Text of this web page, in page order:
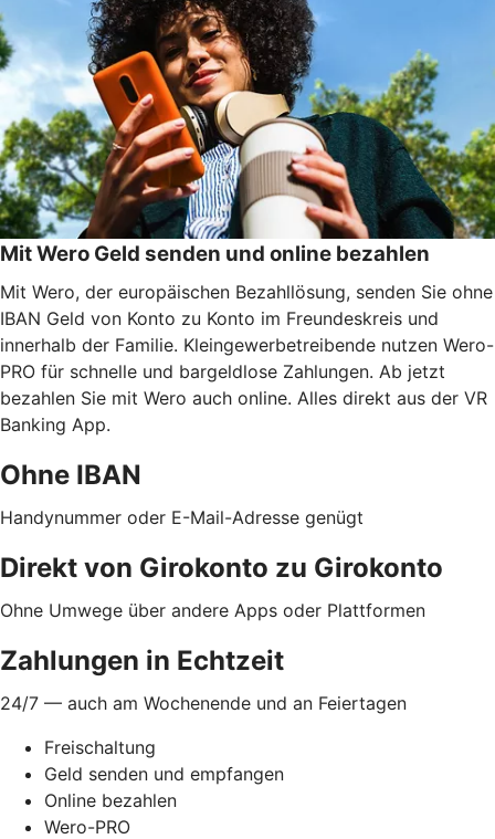
Mit Wero Geld senden und online bezahlen
Mit Wero, der europäischen Bezahllösung, senden Sie ohne
IBAN Geld von Konto zu Konto im Freundeskreis und
innerhalb der Familie. Kleingewerbetreibende nutzen Wero-
PRO für schnelle und bargeldlose Zahlungen. Ab jetzt
bezahlen Sie mit Wero auch online. Alles direkt aus der VR
Banking App.
Ohne IBAN
Handynummer oder E-Mail-Adresse genügt
Direkt von Girokonto zu Girokonto
Ohne Umwege über andere Apps oder Plattformen
Zahlungen in Echtzeit
24/7 — auch am Wochenende und an Feiertagen
Freischaltung
Geld senden und empfangen
Online bezahlen
Wero-PRO